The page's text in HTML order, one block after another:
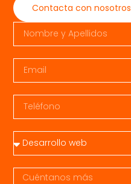
Contacta con nosotros